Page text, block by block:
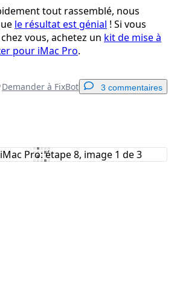
tout rassemblé, nous
le résultat est génial ! Si vous
vous, achetez un kit de mise à
pour iMac Pro.
Demander à FixBot 3 commentaires